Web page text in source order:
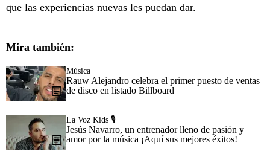
que las experiencias nuevas les puedan dar.
Mira también:
Música
Rauw Alejandro celebra el primer puesto de ventas
de disco en listado Billboard
La Voz Kids 🎙️
Jesús Navarro, un entrenador lleno de pasión y
amor por la música ¡Aquí sus mejores éxitos!